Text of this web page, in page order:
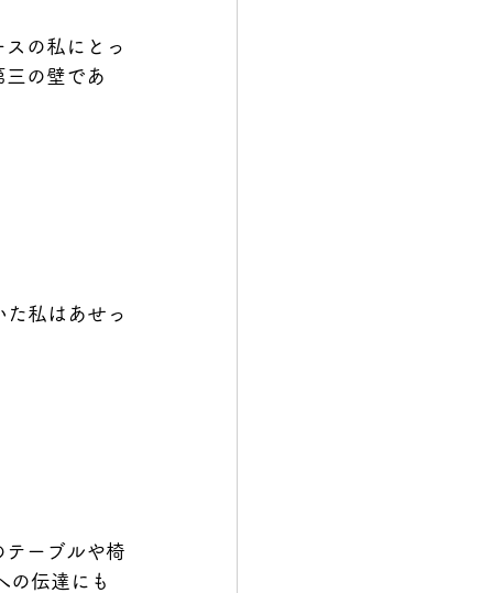
の私にとっ
の壁であ
私はあせっ
ーブルや椅
の伝達にも